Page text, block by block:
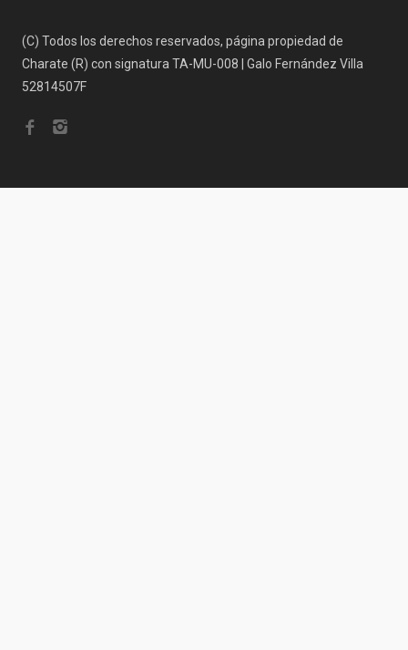
(C) Todos los derechos reservados, página propiedad de
Charate (R) con signatura TA-MU-008 | Galo Fernández Villa
52814507F